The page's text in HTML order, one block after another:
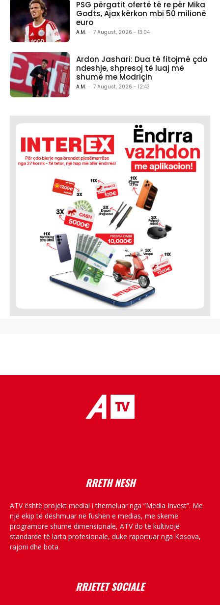
PSG përgatit ofertë të re për Mika
Godts, Ajax kërkon mbi 50 milionë
euro
A.M. - 7 August, 2026 - 13:04
Ardon Jashari: Dua të fitojmë çdo
ndeshje, shpresoj të luaj më
shumë me Modriçin
A.M. - 7 August, 2026 - 12:43
RRETH NESH
ATV është projekt medial i themeluar nga “Media Invest”. Me
një ekip të dëshmuar në fushën e medias, me skemë
programore shumë dimensionale, ATV do të kultivojë
standarde të larta profesionale, duke raportuar nga Kosova,
rajoni dhe bota.
RRJETET SOCIALE